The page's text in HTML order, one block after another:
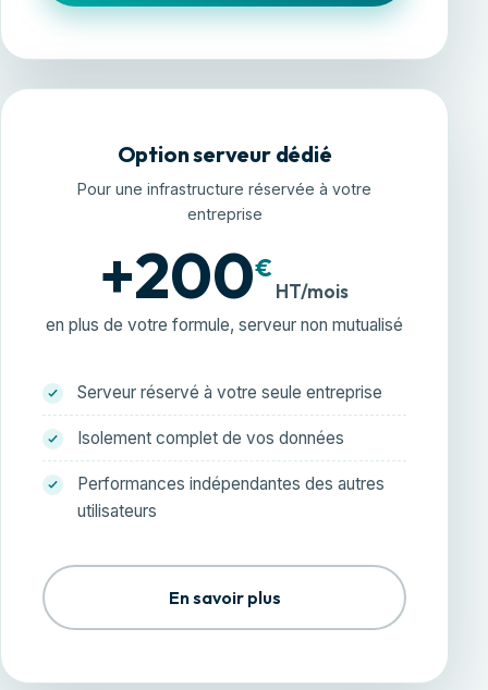
Option serveur dédié
Pour une infrastructure réservée à votre
entreprise
+200€
HT/mois
en plus de votre formule, serveur non mutualisé
Serveur réservé à votre seule entreprise
Isolement complet de vos données
Performances indépendantes des autres
utilisateurs
En savoir plus